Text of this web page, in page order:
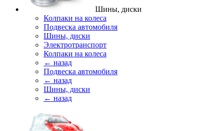
Шины, диски
Колпаки на колеса
Подвеска автомобиля
Шины, диски
Электротранспорт
Колпаки на колеса
← назад
Подвеска автомобиля
← назад
Шины, диски
← назад